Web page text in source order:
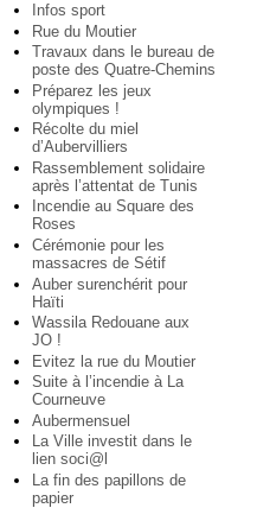
Infos sport
Rue du Moutier
Travaux dans le bureau de
poste des Quatre-Chemins
Préparez les jeux
olympiques !
Récolte du miel
d’Aubervilliers
Rassemblement solidaire
après l’attentat de Tunis
Incendie au Square des
Roses
Cérémonie pour les
massacres de Sétif
Auber surenchérit pour
Haïti
Wassila Redouane aux
JO !
Evitez la rue du Moutier
Suite à l’incendie à La
Courneuve
Aubermensuel
La Ville investit dans le
lien soci@l
La fin des papillons de
papier